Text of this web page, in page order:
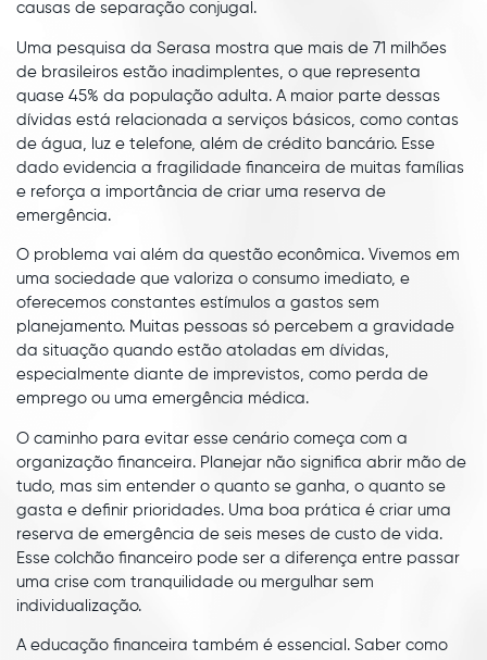
causas de separação conjugal.
Uma pesquisa da Serasa mostra que mais de 71 milhões
de brasileiros estão inadimplentes, o que representa
quase 45% da população adulta. A maior parte dessas
dívidas está relacionada a serviços básicos, como contas
de água, luz e telefone, além de crédito bancário. Esse
dado evidencia a fragilidade financeira de muitas famílias
e reforça a importância de criar uma reserva de
emergência.
O problema vai além da questão econômica. Vivemos em
uma sociedade que valoriza o consumo imediato, e
oferecemos constantes estímulos a gastos sem
planejamento. Muitas pessoas só percebem a gravidade
da situação quando estão atoladas em dívidas,
especialmente diante de imprevistos, como perda de
emprego ou uma emergência médica.
O caminho para evitar esse cenário começa com a
organização financeira. Planejar não significa abrir mão de
tudo, mas sim entender o quanto se ganha, o quanto se
gasta e definir prioridades. Uma boa prática é criar uma
reserva de emergência de seis meses de custo de vida.
Esse colchão financeiro pode ser a diferença entre passar
uma crise com tranquilidade ou mergulhar sem
individualização.
A educação financeira também é essencial. Saber como